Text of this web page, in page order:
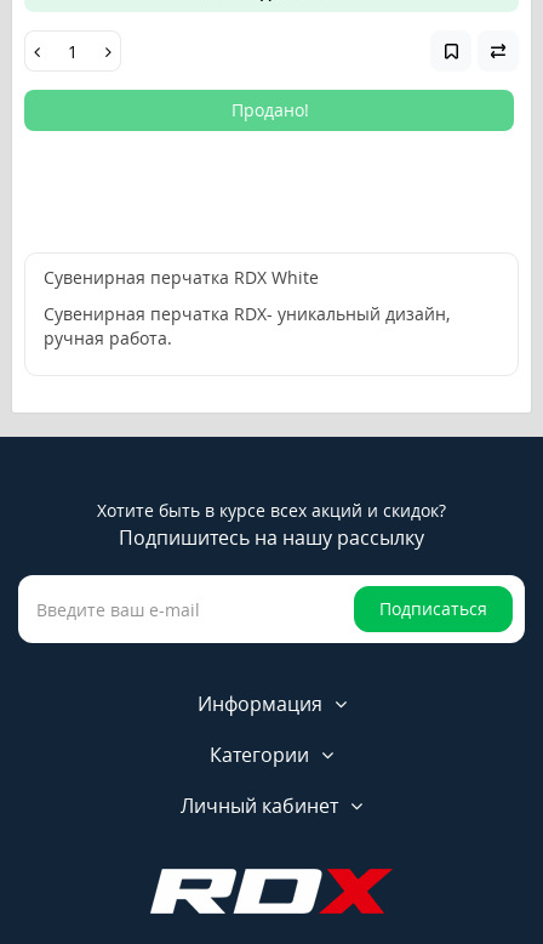
Продано!
Сувенирная перчатка RDX White
Сувенирная перчатка RDX- уникальный дизайн,
ручная работа.
Хотите быть в курсе всех акций и скидок?
Подпишитесь на нашу рассылку
Подписаться
Информация
Категории
Личный кабинет